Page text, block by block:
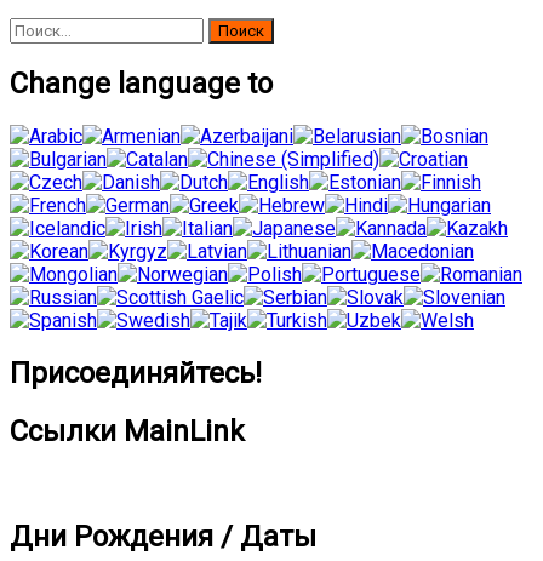
Найти:
Change language to
Присоединяйтесь!
Ссылки MainLink
Дни Рождения / Даты